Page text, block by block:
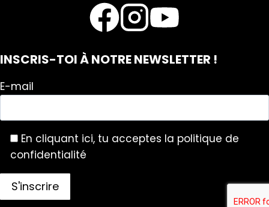
INSCRIS-TOI À NOTRE NEWSLETTER !
E-mail
En cliquant ici, tu acceptes la politique de
confidentialité